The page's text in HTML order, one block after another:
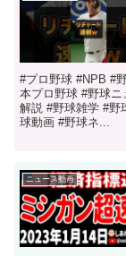
#プロ野球 #NPB #
本プロ野球 #野球
解説 #野球雑学 #野
球動画 #野球ネ...
ニュース動画